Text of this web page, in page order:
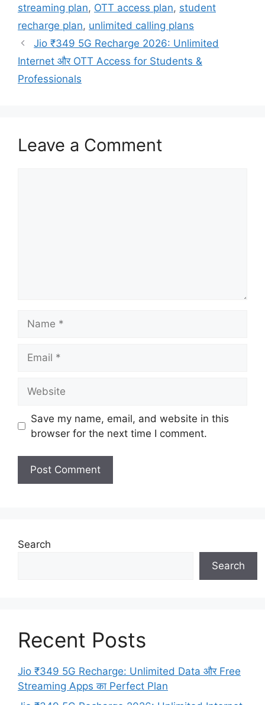
streaming plan, OTT access plan, student
recharge plan, unlimited calling plans
Jio ₹349 5G Recharge 2026: Unlimited
Internet और OTT Access for Students &
Professionals
Leave a Comment
Save my name, email, and website in this
browser for the next time I comment.
Search
Search
Recent Posts
Jio ₹349 5G Recharge: Unlimited Data और Free
Streaming Apps का Perfect Plan